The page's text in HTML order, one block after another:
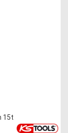
15t